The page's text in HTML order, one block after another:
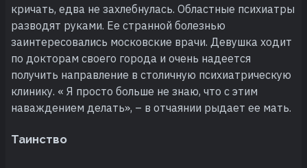
кричать, едва не захлебнулась. Областные психиатры
разводят руками. Ее странной болезнью
заинтересовались московские врачи. Девушка ходит
по докторам своего города и очень надеется
получить направление в столичную психиатрическую
клинику. « Я просто больше не знаю, что с этим
наваждением делать», – в отчаянии рыдает ее мать.
Таинство